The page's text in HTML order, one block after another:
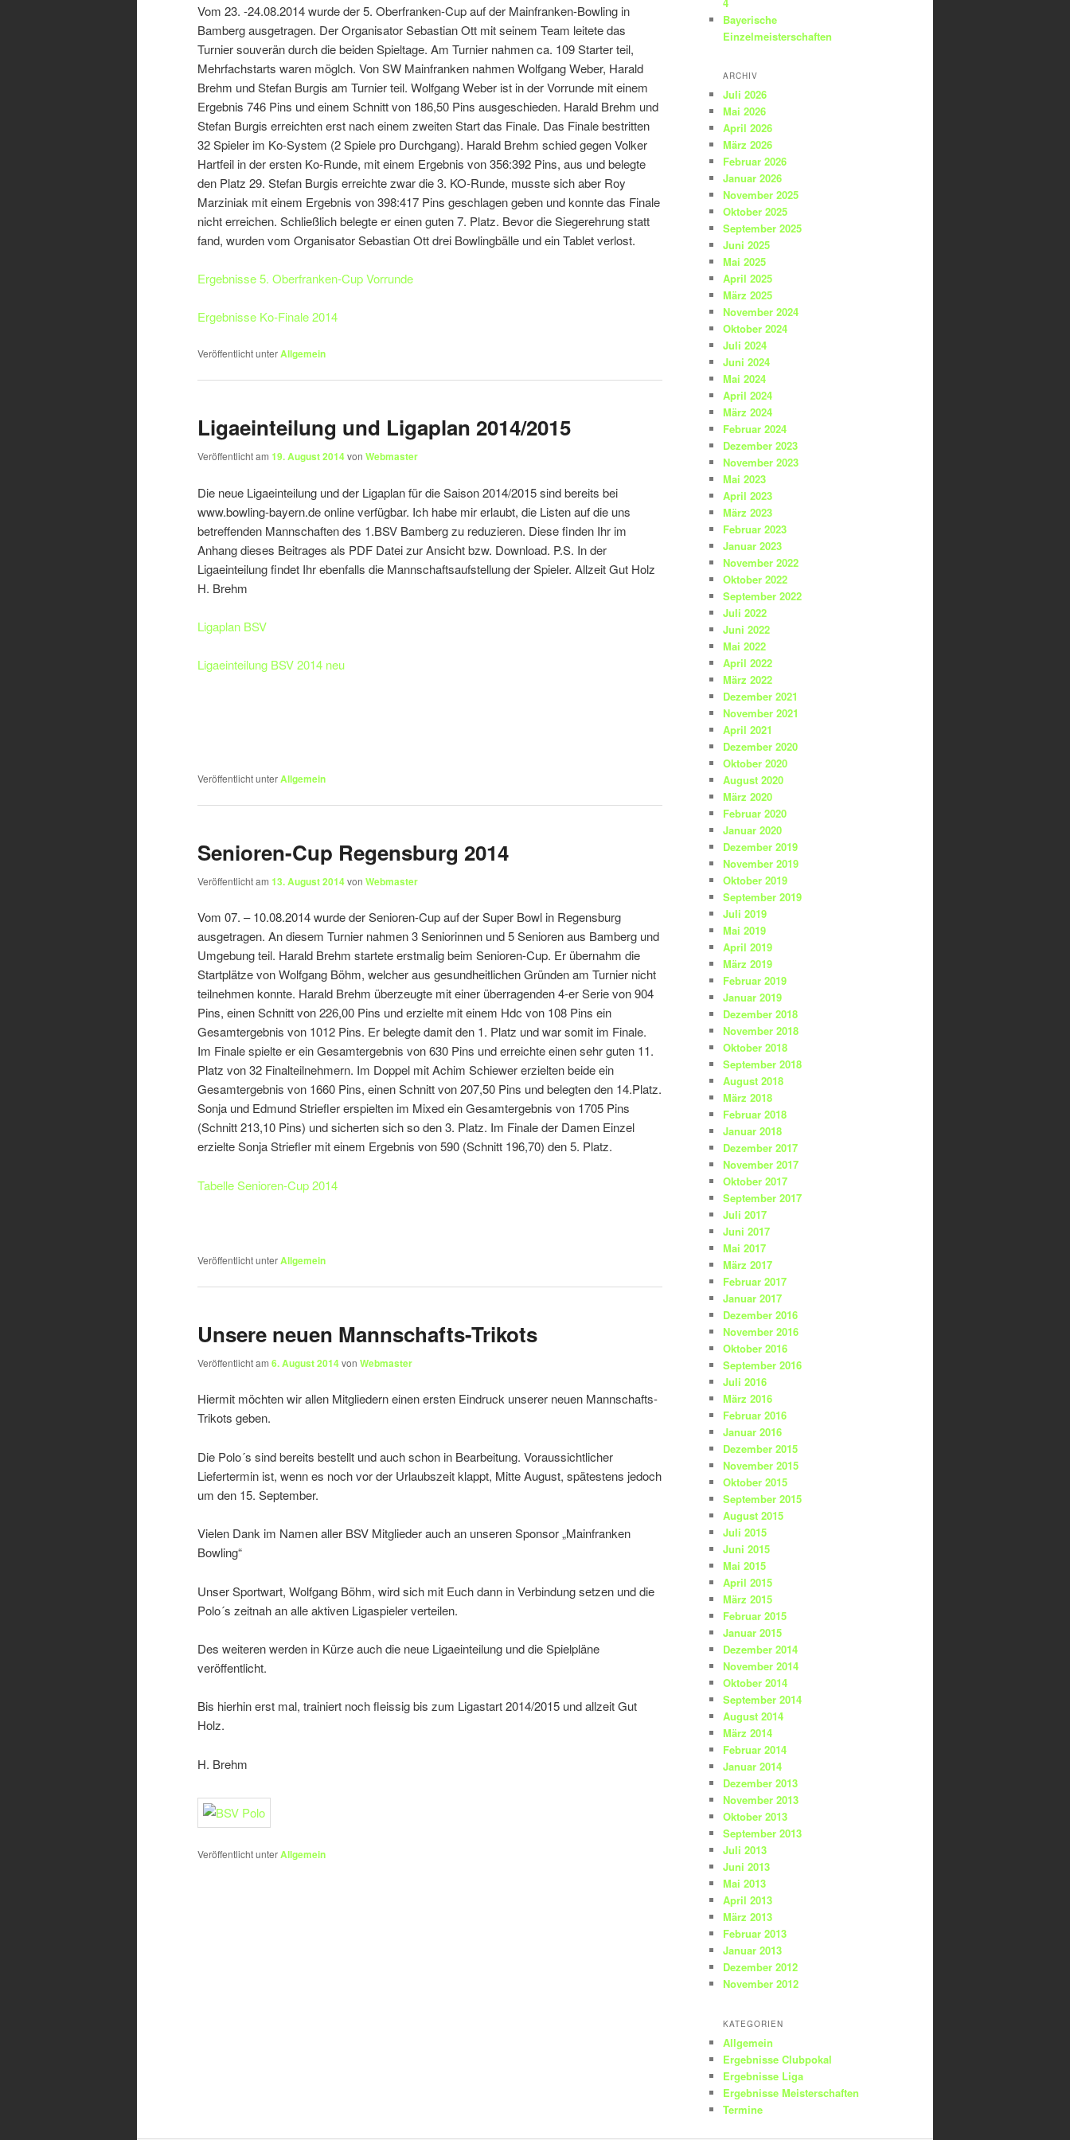
Vom 23. -24.08.2014 wurde der 5. Oberfranken-Cup auf der Mainfranken-Bowling in
Bamberg ausgetragen. Der Organisator Sebastian Ott mit seinem Team leitete das
Turnier souverän durch die beiden Spieltage. Am Turnier nahmen ca. 109 Starter teil,
Mehrfachstarts waren möglch. Von SW Mainfranken nahmen Wolfgang Weber, Harald
Brehm und Stefan Burgis am Turnier teil. Wolfgang Weber ist in der Vorrunde mit einem
Ergebnis 746 Pins und einem Schnitt von 186,50 Pins ausgeschieden. Harald Brehm und
Stefan Burgis erreichten erst nach einem zweiten Start das Finale. Das Finale bestritten
32 Spieler im Ko-System (2 Spiele pro Durchgang). Harald Brehm schied gegen Volker
Hartfeil in der ersten Ko-Runde, mit einem Ergebnis von 356:392 Pins, aus und belegte
den Platz 29. Stefan Burgis erreichte zwar die 3. KO-Runde, musste sich aber Roy
Marziniak mit einem Ergebnis von 398:417 Pins geschlagen geben und konnte das Finale
nicht erreichen. Schließlich belegte er einen guten 7. Platz. Bevor die Siegerehrung statt
fand, wurden vom Organisator Sebastian Ott drei Bowlingbälle und ein Tablet verlost.
Ergebnisse 5. Oberfranken-Cup Vorrunde
Ergebnisse Ko-Finale 2014
Veröffentlicht unterAllgemein
Ligaeinteilung und Ligaplan 2014/2015
Veröffentlicht am 19. August 2014von Webmaster
Die neue Ligaeinteilung und der Ligaplan für die Saison 2014/2015 sind bereits bei
www.bowling-bayern.de online verfügbar. Ich habe mir erlaubt, die Listen auf die uns
betreffenden Mannschaften des 1.BSV Bamberg zu reduzieren. Diese finden Ihr im
Anhang dieses Beitrages als PDF Datei zur Ansicht bzw. Download. P.S. In der
Ligaeinteilung findet Ihr ebenfalls die Mannschaftsaufstellung der Spieler. Allzeit Gut Holz
H. Brehm
Ligaplan BSV
Ligaeinteilung BSV 2014 neu
Veröffentlicht unterAllgemein
Senioren-Cup Regensburg 2014
Veröffentlicht am 13. August 2014von Webmaster
Vom 07. – 10.08.2014 wurde der Senioren-Cup auf der Super Bowl in Regensburg
ausgetragen. An diesem Turnier nahmen 3 Seniorinnen und 5 Senioren aus Bamberg und
Umgebung teil. Harald Brehm startete erstmalig beim Senioren-Cup. Er übernahm die
Startplätze von Wolfgang Böhm, welcher aus gesundheitlichen Gründen am Turnier nicht
teilnehmen konnte. Harald Brehm überzeugte mit einer überragenden 4-er Serie von 904
Pins, einen Schnitt von 226,00 Pins und erzielte mit einem Hdc von 108 Pins ein
Gesamtergebnis von 1012 Pins. Er belegte damit den 1. Platz und war somit im Finale.
Im Finale spielte er ein Gesamtergebnis von 630 Pins und erreichte einen sehr guten 11.
Platz von 32 Finalteilnehmern. Im Doppel mit Achim Schiewer erzielten beide ein
Gesamtergebnis von 1660 Pins, einen Schnitt von 207,50 Pins und belegten den 14.Platz.
Sonja und Edmund Striefler erspielten im Mixed ein Gesamtergebnis von 1705 Pins
(Schnitt 213,10 Pins) und sicherten sich so den 3. Platz. Im Finale der Damen Einzel
erzielte Sonja Striefler mit einem Ergebnis von 590 (Schnitt 196,70) den 5. Platz.
Tabelle Senioren-Cup 2014
Veröffentlicht unterAllgemein
Unsere neuen Mannschafts-Trikots
Veröffentlicht am 6. August 2014von Webmaster
Hiermit möchten wir allen Mitgliedern einen ersten Eindruck unserer neuen Mannschafts-
Trikots geben.
Die Polo´s sind bereits bestellt und auch schon in Bearbeitung. Voraussichtlicher
Liefertermin ist, wenn es noch vor der Urlaubszeit klappt, Mitte August, spätestens jedoch
um den 15. September.
Vielen Dank im Namen aller BSV Mitglieder auch an unseren Sponsor „Mainfranken
Bowling“
Unser Sportwart, Wolfgang Böhm, wird sich mit Euch dann in Verbindung setzen und die
Polo´s zeitnah an alle aktiven Ligaspieler verteilen.
Des weiteren werden in Kürze auch die neue Ligaeinteilung und die Spielpläne
veröffentlicht.
Bis hierhin erst mal, trainiert noch fleissig bis zum Ligastart 2014/2015 und allzeit Gut
Holz.
H. Brehm
Veröffentlicht unterAllgemein
Bayerische
Einzelmeisterschaften
ARCHIV
Juli 2026
Mai 2026
April 2026
März 2026
Februar 2026
Januar 2026
November 2025
Oktober 2025
September 2025
Juni 2025
Mai 2025
April 2025
März 2025
November 2024
Oktober 2024
Juli 2024
Juni 2024
Mai 2024
April 2024
März 2024
Februar 2024
Dezember 2023
November 2023
Mai 2023
April 2023
März 2023
Februar 2023
Januar 2023
November 2022
Oktober 2022
September 2022
Juli 2022
Juni 2022
Mai 2022
April 2022
März 2022
Dezember 2021
November 2021
April 2021
Dezember 2020
Oktober 2020
August 2020
März 2020
Februar 2020
Januar 2020
Dezember 2019
November 2019
Oktober 2019
September 2019
Juli 2019
Mai 2019
April 2019
März 2019
Februar 2019
Januar 2019
Dezember 2018
November 2018
Oktober 2018
September 2018
August 2018
März 2018
Februar 2018
Januar 2018
Dezember 2017
November 2017
Oktober 2017
September 2017
Juli 2017
Juni 2017
Mai 2017
März 2017
Februar 2017
Januar 2017
Dezember 2016
November 2016
Oktober 2016
September 2016
Juli 2016
März 2016
Februar 2016
Januar 2016
Dezember 2015
November 2015
Oktober 2015
September 2015
August 2015
Juli 2015
Juni 2015
Mai 2015
April 2015
März 2015
Februar 2015
Januar 2015
Dezember 2014
November 2014
Oktober 2014
September 2014
August 2014
März 2014
Februar 2014
Januar 2014
Dezember 2013
November 2013
Oktober 2013
September 2013
Juli 2013
Juni 2013
Mai 2013
April 2013
März 2013
Februar 2013
Januar 2013
Dezember 2012
November 2012
KATEGORIEN
Allgemein
Ergebnisse Clubpokal
Ergebnisse Liga
Ergebnisse Meisterschaften
Termine